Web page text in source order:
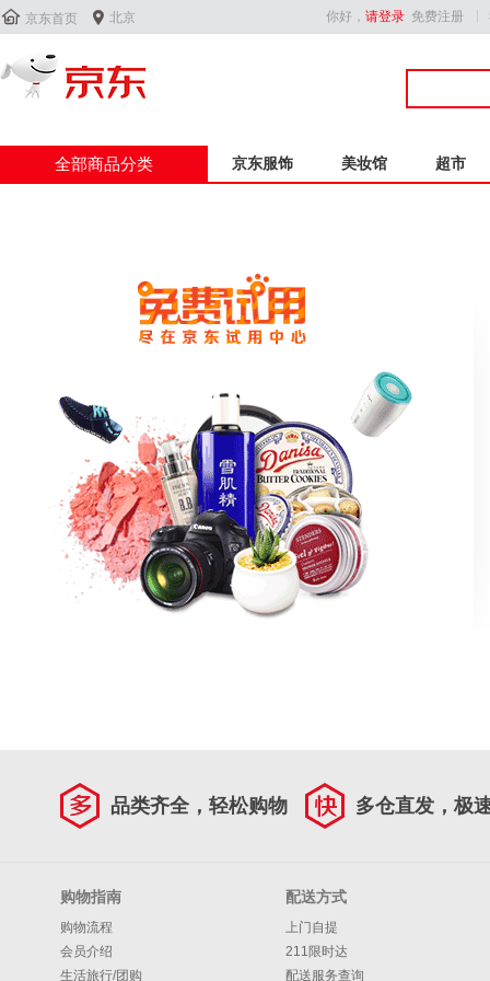
 京东首页  北京 你好， 请登录 免费注册
全部商品分类 京东服饰 美妆馆 超市
品类齐全，轻松购物 多仓直发，极
购物指南
购物流程
会员介绍
生活旅行/团购
配送方式
上门自提
211限时达
配送服务查询